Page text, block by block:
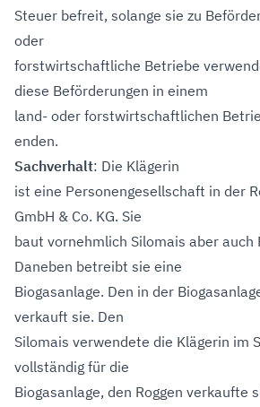
Steuer befreit, solange sie zu
oder
forstwirtschaftliche Betriebe
diese Beförderungen in einem
land- oder forstwirtschaftlichen
enden.
Sachverhalt: Die Klägerin
ist eine Personengesellschaft in der
GmbH & Co. KG. Sie
baut vornehmlich Silomais aber auch
Daneben betreibt sie eine
Biogasanlage. Den in der
verkauft sie. Den
Silomais verwendete die Klägerin im
vollständig für die
Biogasanlage, den Roggen verkaufte